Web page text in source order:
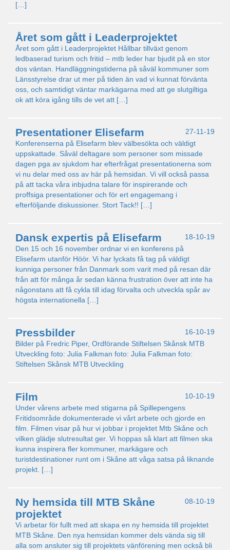
[…]
Året som gått i Leaderprojektet
Året som gått i Leaderprojektet Hållbar tillväxt genom
ledbaserad turism och fritid – mtb leder har bjudit på en stor
dos väntan. Handläggningstiderna på såväl kommuner som
Länsstyrelse drar ut mer på tiden än vad vi kunnat förvänta
oss, och samtidigt väntar markägarna med att ge slutgiltiga
ok att köra igång tills de vet att […]
27-11-19
Presentationer Elisefarm
Konferenserna på Elisefarm blev välbesökta och väldigt
uppskattade. Såväl deltagare som personer som missade
dagen pga av sjukdom har efterfrågat presentationerna som
vi nu delar med oss av här på hemsidan. Vi vill också passa
på att tacka våra inbjudna talare för inspirerande och
proffsiga presentationer och för ert engagemang i
efterföljande diskussioner. Stort Tack!! […]
18-10-19
Dansk expertis på Elisefarm
Den 15 och 16 november ordnar vi en konferens på
Elisefarm utanför Höör. Vi har lyckats få tag på väldigt
kunniga personer från Danmark som varit med på resan där
från att för många år sedan känna frustration över att inte ha
någonstans att få cykla till idag förvalta och utveckla spår av
högsta internationella […]
16-10-19
Pressbilder
Bilder på Fredric Piper, Ordförande Stiftelsen Skånsk MTB
Utveckling foto: Julia Falkman foto: Julia Falkman foto:
Stiftelsen Skånsk MTB Utveckling
10-10-19
Film
Under vårens arbete med stigarna på Spillepengens
Fritidsområde dokumenterade vi vårt arbete och gjorde en
film. Filmen visar på hur vi jobbar i projektet Mtb Skåne och
vilken glädje slutresultat ger. Vi hoppas så klart att filmen ska
kunna inspirera fler kommuner, markägare och
turistdestinationer runt om i Skåne att våga satsa på liknande
projekt. […]
08-10-19
Ny hemsida till MTB Skåne
projektet
Vi arbetar för fullt med att skapa en ny hemsida till projektet
MTB Skåne. Den nya hemsidan kommer dels vända sig till
alla som ansluter sig till projektets vänförening men också bli